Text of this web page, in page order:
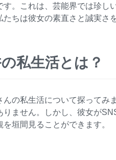
す。これは、芸能界では珍し
ちは彼女の素直さと誠実さ
私生活とは？
んの私生活について探ってみ
りません。しかし、彼女が
垣間見ることができます。